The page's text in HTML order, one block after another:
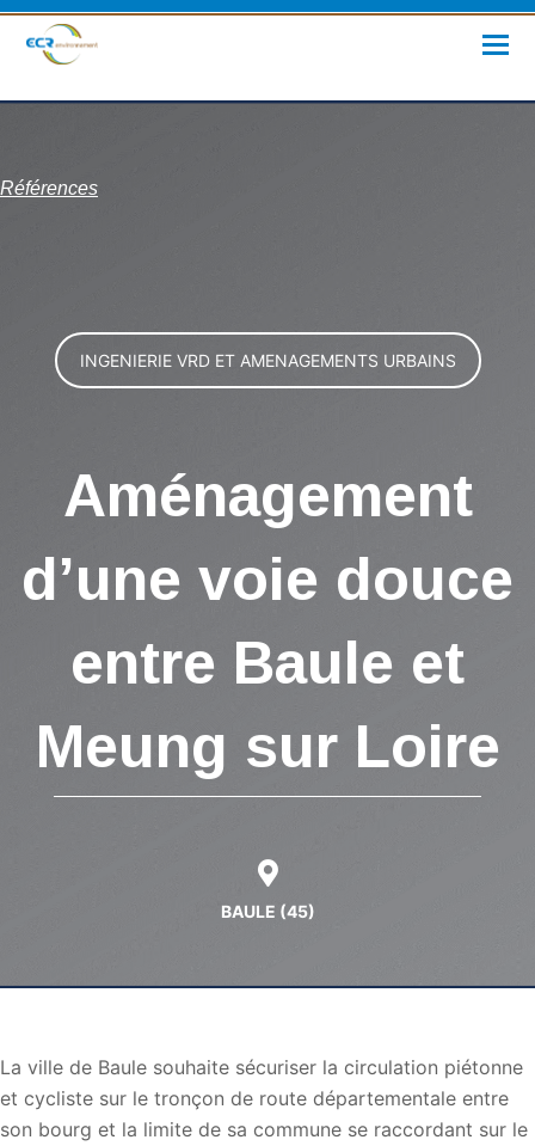
Références
INGENIERIE VRD ET AMENAGEMENTS URBAINS
Aménagement
d’une voie douce
entre Baule et
Meung sur Loire
BAULE (45)
La ville de Baule souhaite sécuriser la circulation piétonne
et cycliste sur le tronçon de route départementale entre
son bourg et la limite de sa commune se raccordant sur le